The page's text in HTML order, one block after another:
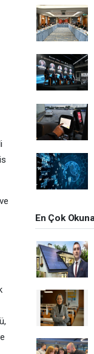
En Çok